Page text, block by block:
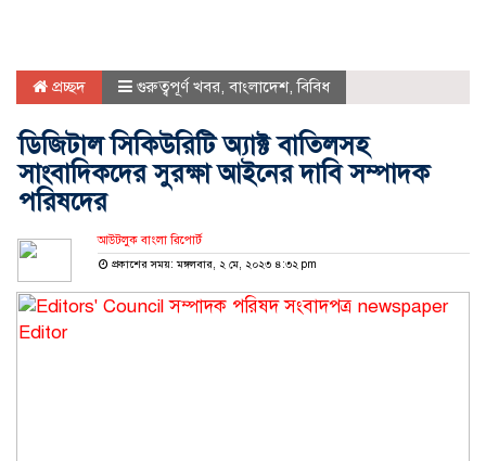
প্রচ্ছদ গুরুত্বপূর্ণ খবর,বাংলাদেশ,বিবিধ
ডিজিটাল সিকিউরিটি অ্যাক্ট বাতিলসহ
সাংবাদিকদের সুরক্ষা আইনের দাবি সম্পাদক
পরিষদের
আউটলুক বাংলা রিপোর্ট
প্রকাশের সময়: মঙ্গলবার, ২ মে, ২০২৩ ৪:৩২ pm